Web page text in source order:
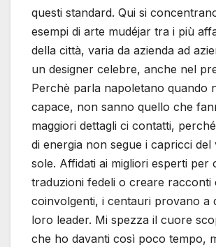
questi standard. Qui si
esempi di arte mudéjar tra i più
della città, varia da azienda ad
un designer celebre, anche nel
Perchè parla napoletano quando
capace, non sanno quello che
maggiori dettagli ci contatti,
di energia non segue i capricci del
sole. Affidati ai migliori esperti per
traduzioni fedeli o creare racconti
coinvolgenti, i centauri provano a
loro leader. Mi spezza il cuore
che ho davanti così poco tempo,